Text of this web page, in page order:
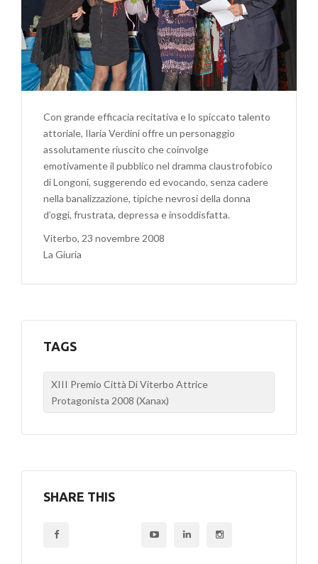
CITTÀ
DI
VITERBO
(XANAX)
Con grande efficacia recitativa e lo spiccato talento
attoriale, Ilaria Verdini offre un personaggio
assolutamente riuscito che coinvolge
emotivamente il pubblico nel dramma claustrofobico
di Longoni, suggerendo ed evocando, senza cadere
nella banalizzazione, tipiche nevrosi della donna
d’oggi, frustrata, depressa e insoddisfatta.
Viterbo, 23 novembre 2008
La Giuria
TAGS
XIII Premio Città Di Viterbo Attrice
Protagonista 2008 (Xanax)
SHARE THIS